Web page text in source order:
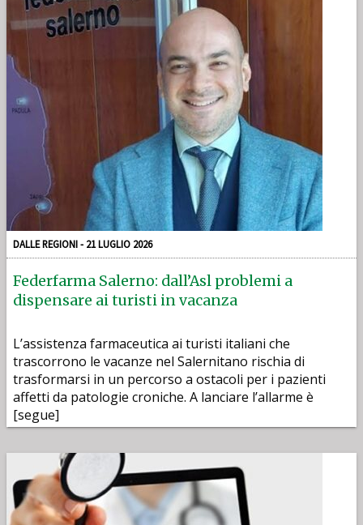
DALLE REGIONI - 21 LUGLIO 2026
Federfarma Salerno: dall’Asl problemi a
dispensare ai turisti in vacanza
L’assistenza farmaceutica ai turisti italiani che
trascorrono le vacanze nel Salernitano rischia di
trasformarsi in un percorso a ostacoli per i pazienti
affetti da patologie croniche. A lanciare l’allarme è
[segue]